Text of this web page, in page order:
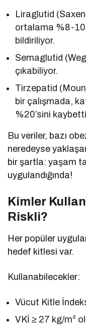
Liraglutid
ortalama %8-10
bildiriliyor.
Semaglutid
çıkabiliyor.
Tirzepatid
bir çalışmada,
%20’sini
Bu veriler, bazı
neredeyse
bir şartla: yaşam
uygulandığında!
Kimler
Riskli?
Her popüler
hedef kitlesi var.
Kullanabilecekler:
Vücut Kitle
VKİ ≥ 27 kg/m²